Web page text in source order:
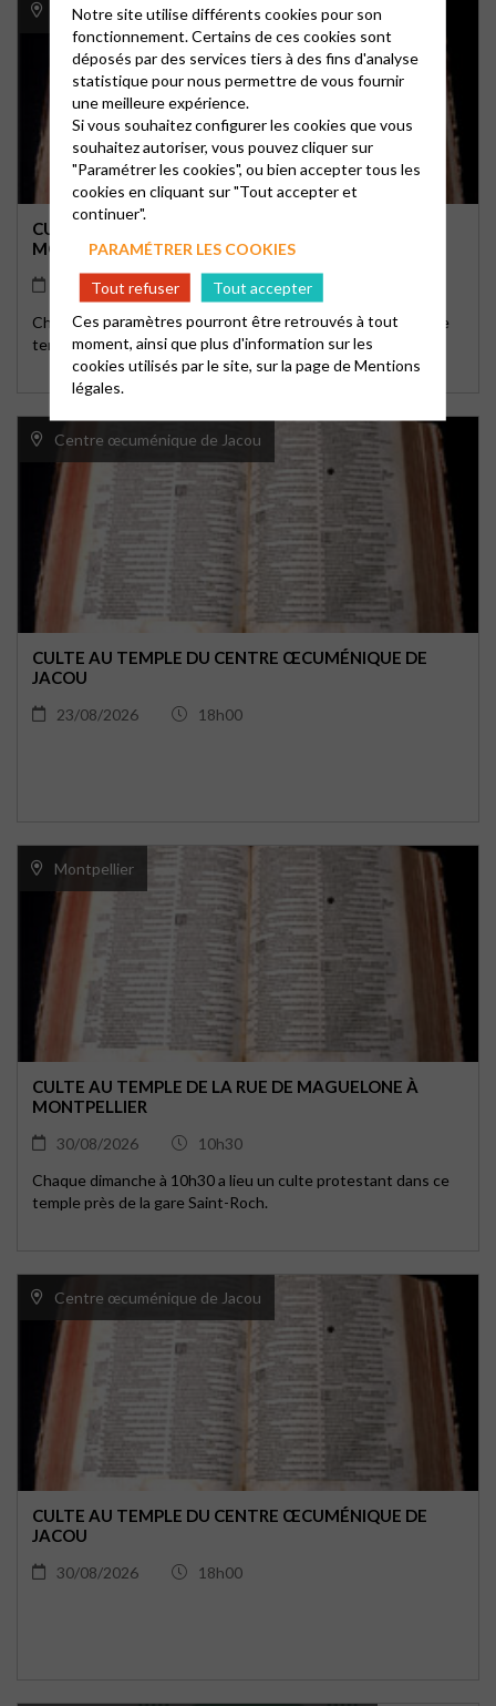
Montpellier
CULTE AU TEMPLE DE LA RUE DE MAGUELONE À
MONTPELLIER
23/08/2026
10h30
Chaque dimanche à 10h30 a lieu un culte protestant dans ce
temple près de la gare Saint-Roch.
Centre œcuménique de Jacou
CULTE AU TEMPLE DU CENTRE ŒCUMÉNIQUE DE
JACOU
23/08/2026 18h00
Montpellier
CULTE AU TEMPLE DE LA RUE DE MAGUELONE À
MONTPELLIER
30/08/2026
10h30
Chaque dimanche à 10h30 a lieu un culte protestant dans ce
temple près de la gare Saint-Roch.
Centre œcuménique de Jacou
CULTE AU TEMPLE DU CENTRE ŒCUMÉNIQUE DE
JACOU
30/08/2026 18h00
Notre site utilise différents cookies pour son
fonctionnement. Certains de ces cookies sont
déposés par des services tiers à des fins d'analyse
statistique pour nous permettre de vous fournir
une meilleure expérience.
Si vous souhaitez configurer les cookies que vous
souhaitez autoriser, vous pouvez cliquer sur
"Paramétrer les cookies", ou bien accepter tous les
cookies en cliquant sur "Tout accepter et
continuer".
PARAMÉTRER LES COOKIES
Tout refuser
Tout accepter
Ces paramètres pourront être retrouvés à tout
moment, ainsi que plus d'information sur les
cookies utilisés par le site, sur la page deMentions
légales.